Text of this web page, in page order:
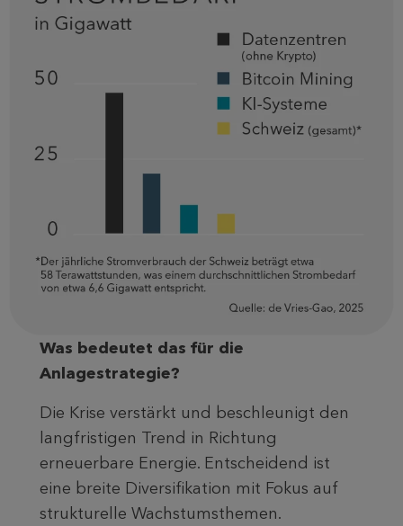
Was bedeutet das für die
Anlagestrategie?
Die Krise verstärkt und beschleunigt den
langfristigen Trend in Richtung
erneuerbare Energie. Entscheidend ist
eine breite Diversifikation mit Fokus auf
strukturelle Wachstumsthemen.